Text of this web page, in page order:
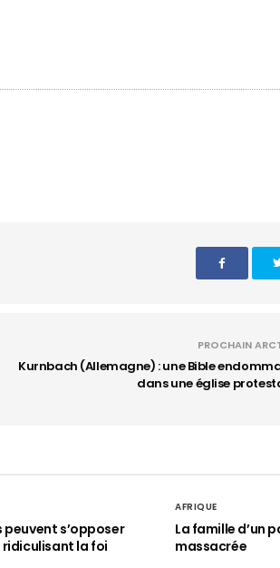
PROCHAIN
Kurnbach (Allemagne) : une Bible
dans une église
s’opposer
la foi
AFRIQUE
La famille d’un
massacrée